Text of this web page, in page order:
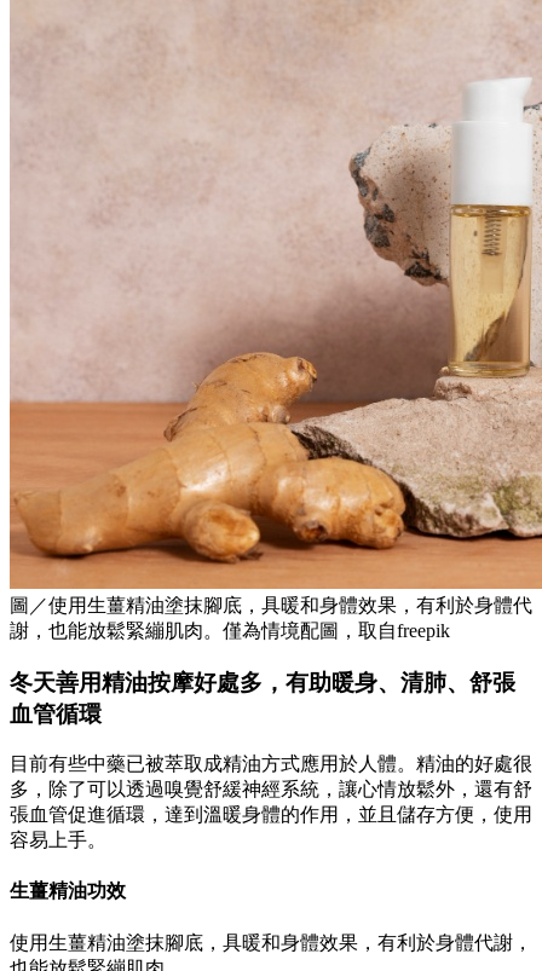
圖／使用生薑精油塗抹腳底，具暖和身體效果，有利於身體代
謝，也能放鬆緊繃肌肉。僅為情境配圖，取自freepik
冬天善用精油按摩好處多，有助暖身、清肺、舒張
血管循環
目前有些中藥已被萃取成精油方式應用於人體。精油的好處很
多，除了可以透過嗅覺舒緩神經系統，讓心情放鬆外，還有舒
張血管促進循環，達到溫暖身體的作用，並且儲存方便，使用
容易上手。
生薑精油功效
使用生薑精油塗抹腳底，具暖和身體效果，有利於身體代謝，